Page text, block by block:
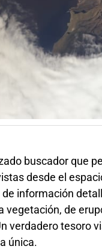
buscador que
desde el
información
vegetación, de
verdadero tesoro
única.